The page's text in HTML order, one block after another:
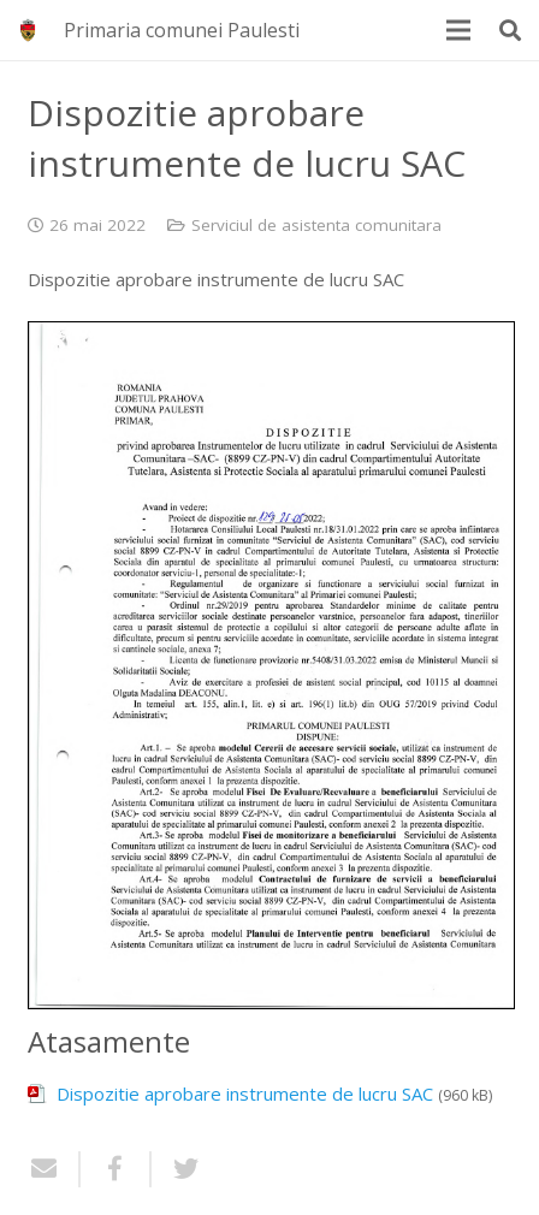
Primaria comunei Paulesti
Dispozitie aprobare
instrumente de lucru SAC
26 mai 2022 Serviciul de asistenta comunitara
Dispozitie aprobare instrumente de lucru SAC
Atasamente
Dispozitie aprobare instrumente de lucru SAC (960 kB)